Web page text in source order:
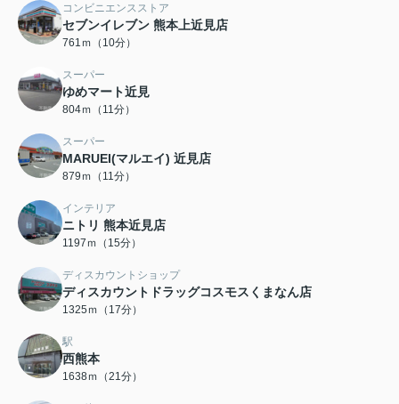
コンビニエンスストア
セブンイレブン 熊本上近見店
761ｍ（10分）
スーパー
ゆめマート近見
804ｍ（11分）
スーパー
MARUEI(マルエイ) 近見店
879ｍ（11分）
インテリア
ニトリ 熊本近見店
1197ｍ（15分）
ディスカウントショップ
ディスカウントドラッグコスモスくまなん店
1325ｍ（17分）
駅
西熊本
1638ｍ（21分）